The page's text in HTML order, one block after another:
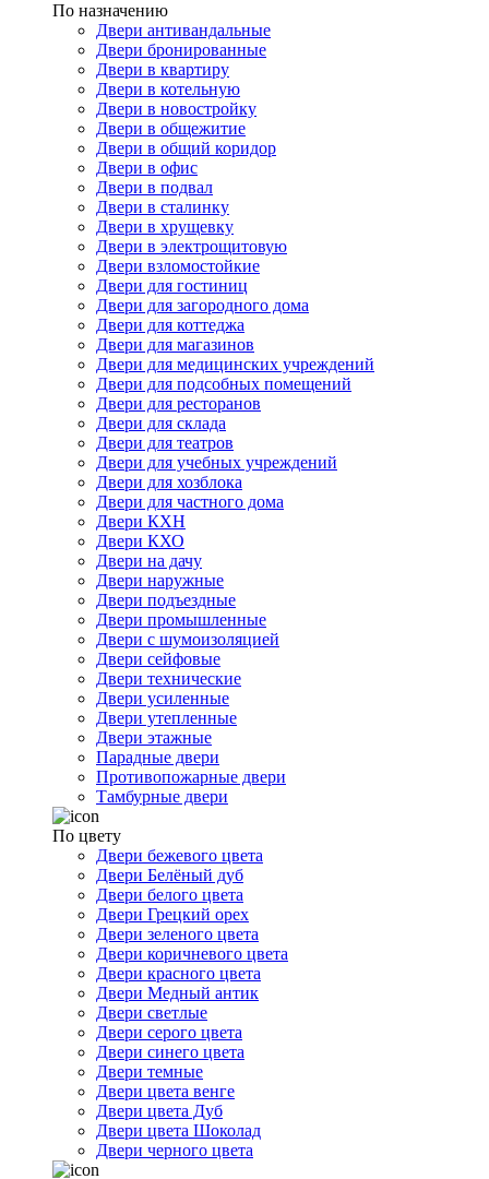
По назначению
Двери антивандальные
Двери бронированные
Двери в квартиру
Двери в котельную
Двери в новостройку
Двери в общежитие
Двери в общий коридор
Двери в офис
Двери в подвал
Двери в сталинку
Двери в хрущевку
Двери в электрощитовую
Двери взломостойкие
Двери для гостиниц
Двери для загородного дома
Двери для коттеджа
Двери для магазинов
Двери для медицинских учреждений
Двери для подсобных помещений
Двери для ресторанов
Двери для склада
Двери для театров
Двери для учебных учреждений
Двери для хозблока
Двери для частного дома
Двери КХН
Двери КХО
Двери на дачу
Двери наружные
Двери подъездные
Двери промышленные
Двери с шумоизоляцией
Двери сейфовые
Двери технические
Двери усиленные
Двери утепленные
Двери этажные
Парадные двери
Противопожарные двери
Тамбурные двери
По цвету
Двери бежевого цвета
Двери Белёный дуб
Двери белого цвета
Двери Грецкий орех
Двери зеленого цвета
Двери коричневого цвета
Двери красного цвета
Двери Медный антик
Двери светлые
Двери серого цвета
Двери синего цвета
Двери темные
Двери цвета венге
Двери цвета Дуб
Двери цвета Шоколад
Двери черного цвета